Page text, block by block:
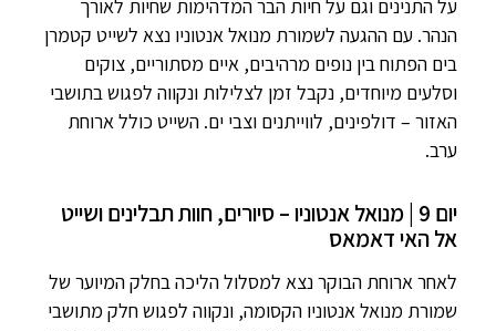
על התנינים וגם על חיות הבר המדהימות שחיות לאורך
הנהר. עם ההגעה לשמורת מנואל אנטוניו נצא לשייט קטמרן
בים הפתוח בין נופים מרהיבים, איים מסתוריים, צוקים
וסלעים מיוחדים, נקבל זמן לצלילות ונקווה לפגוש בתושבי
האזור – דולפינים, לווייתנים וצבי ים. השייט כולל ארוחת
ערב.
יום 9 | מנואל אנטוניו – סיורים, חוות תבלינים ושייט
אל האי דאמאס
לאחר ארוחת הבוקר נצא למסלול הליכה בחלק המיוער של
שמורת מנואל אנטוניו הקסומה, ונקווה לפגוש חלק מתושבי